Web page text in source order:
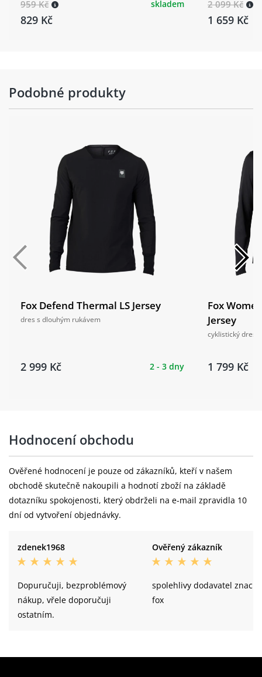
959 Kč
829 Kč
skladem 2 099 Kč
1 659 Kč
Podobné produkty
Fox Defend Thermal LS Jersey
dres s dlouhým rukávem
2 999 Kč 2 - 3 dny
Fox
Jersey
cyklistický dres
1 799 Kč
Hodnocení obchodu
Ověřené hodnocení je pouze od zákazníků, kteří v našem
obchodě skutečně nakoupili a hodnotí zboží na základě
dotazníku spokojenosti, který obdrželi na e-mail zpravidla 10
dní od vytvoření objednávky.
zdenek1968
Dopuručuji, bezproblémový
nákup, vřele doporučuji
ostatním.
Ověřený zákazník
spolehlivy dodavatel znacky
fox